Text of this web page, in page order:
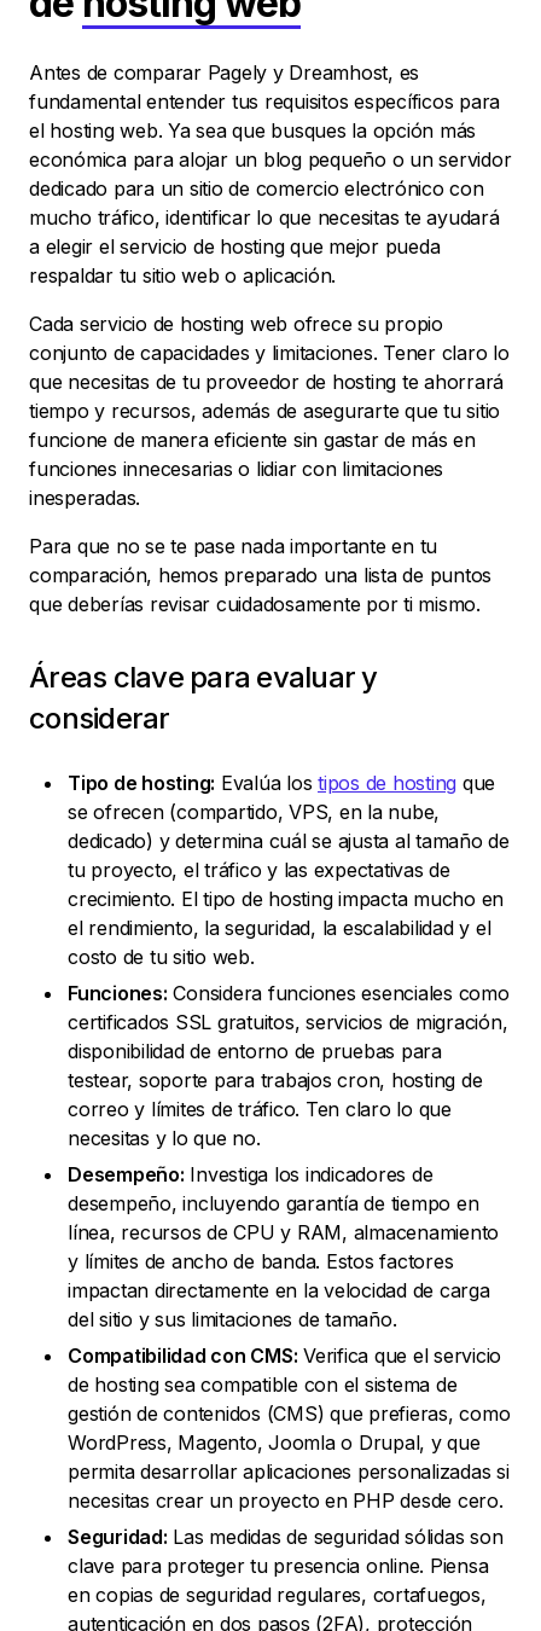
Antes de comparar Pagely y Dreamhost, es
fundamental entender tus requisitos específicos para
el hosting web. Ya sea que busques la opción más
económica para alojar un blog pequeño o un servidor
dedicado para un sitio de comercio electrónico con
mucho tráfico, identificar lo que necesitas te ayudará
a elegir el servicio de hosting que mejor pueda
respaldar tu sitio web o aplicación.
Cada servicio de hosting web ofrece su propio
conjunto de capacidades y limitaciones. Tener claro lo
que necesitas de tu proveedor de hosting te ahorrará
tiempo y recursos, además de asegurarte que tu sitio
funcione de manera eficiente sin gastar de más en
funciones innecesarias o lidiar con limitaciones
inesperadas.
Para que no se te pase nada importante en tu
comparación, hemos preparado una lista de puntos
que deberías revisar cuidadosamente por ti mismo.
Áreas clave para evaluar y
considerar
Tipo de hosting: Evalúa los tipos de hosting que
se ofrecen (compartido, VPS, en la nube,
dedicado) y determina cuál se ajusta al tamaño de
tu proyecto, el tráfico y las expectativas de
crecimiento. El tipo de hosting impacta mucho en
el rendimiento, la seguridad, la escalabilidad y el
costo de tu sitio web.
Funciones: Considera funciones esenciales como
certificados SSL gratuitos, servicios de migración,
disponibilidad de entorno de pruebas para
testear, soporte para trabajos cron, hosting de
correo y límites de tráfico. Ten claro lo que
necesitas y lo que no.
Desempeño: Investiga los indicadores de
desempeño, incluyendo garantía de tiempo en
línea, recursos de CPU y RAM, almacenamiento
y límites de ancho de banda. Estos factores
impactan directamente en la velocidad de carga
del sitio y sus limitaciones de tamaño.
Compatibilidad con CMS: Verifica que el servicio
de hosting sea compatible con el sistema de
gestión de contenidos (CMS) que prefieras, como
WordPress, Magento, Joomla o Drupal, y que
permita desarrollar aplicaciones personalizadas si
necesitas crear un proyecto en PHP desde cero.
Seguridad: Las medidas de seguridad sólidas son
clave para proteger tu presencia online. Piensa
en copias de seguridad regulares, cortafuegos,
autenticación en dos pasos (2FA), protección